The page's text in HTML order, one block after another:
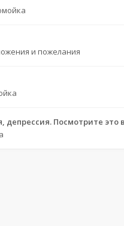
и пожелания
Посмотрите это